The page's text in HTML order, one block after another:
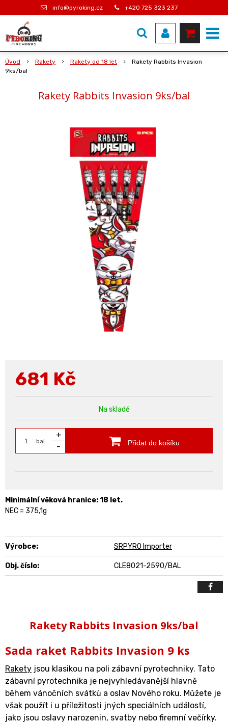
info@pyroking.cz +420 725 323 237
Úvod Rakety Rakety od 18 let
Rakety Rabbits Invasion
9ks/bal
Rakety Rabbits Invasion 9ks/bal
681 Kč
Na skladě
bal
+
-
Přidat do košíku
Minimální věková hranice: 18 let.
NEC = 375,1g
Výrobce: SRPYRO Importer
Obj. číslo: CLE8021-2590/BAL
Rakety Rabbits Invasion 9ks/bal
Sada raket Rabbits Invasion 9 ks
Rakety jsou klasikou na poli zábavní pyrotechniky. Tato
zábavní pyrotechnika je nejvyhledávanější hlavně
během vánočních svátků a oslav Nového roku. Můžete je
však použít i u příležitosti jných speciálních událostí,
jako jsou oslavy narozenin, svatby nebo firemní večírky.